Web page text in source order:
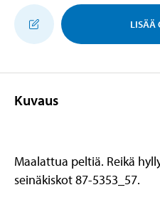
LISÄÄ
Kuvaus
Maalattua peltiä. Reikä
seinäkiskot 87-5353_57.